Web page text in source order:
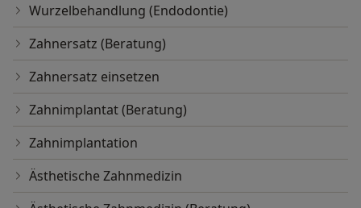
Wurzelbehandlung (Endodontie)
Zahnersatz (Beratung)
Zahnersatz einsetzen
Zahnimplantat (Beratung)
Zahnimplantation
Ästhetische Zahnmedizin